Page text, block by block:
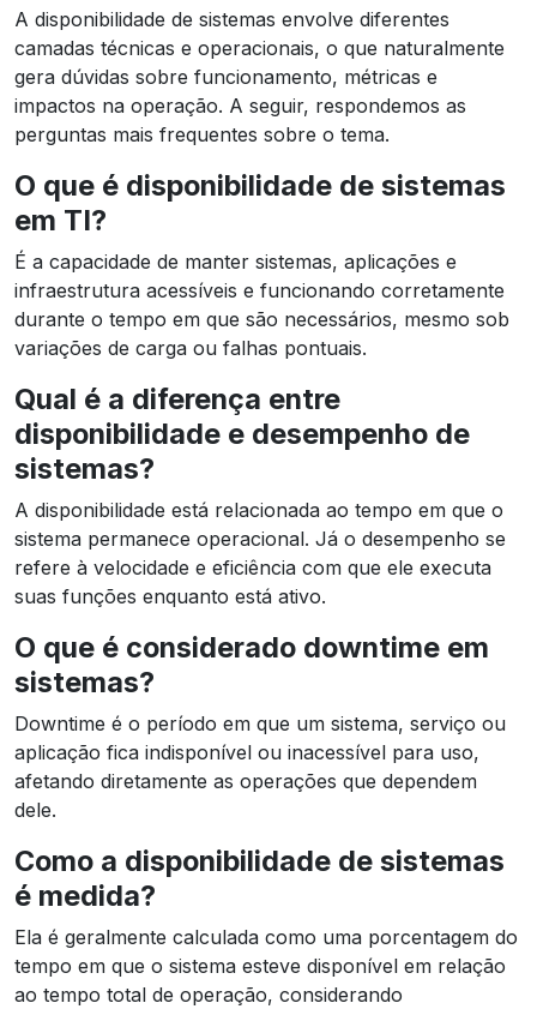
A disponibilidade de sistemas envolve diferentes
camadas técnicas e operacionais, o que naturalmente
gera dúvidas sobre funcionamento, métricas e
impactos na operação. A seguir, respondemos as
perguntas mais frequentes sobre o tema.
O que é disponibilidade de sistemas
em TI?
É a capacidade de manter sistemas, aplicações e
infraestrutura acessíveis e funcionando corretamente
durante o tempo em que são necessários, mesmo sob
variações de carga ou falhas pontuais.
Qual é a diferença entre
disponibilidade e desempenho de
sistemas?
A disponibilidade está relacionada ao tempo em que o
sistema permanece operacional. Já o desempenho se
refere à velocidade e eficiência com que ele executa
suas funções enquanto está ativo.
O que é considerado downtime em
sistemas?
Downtime é o período em que um sistema, serviço ou
aplicação fica indisponível ou inacessível para uso,
afetando diretamente as operações que dependem
dele.
Como a disponibilidade de sistemas
é medida?
Ela é geralmente calculada como uma porcentagem do
tempo em que o sistema esteve disponível em relação
ao tempo total de operação, considerando